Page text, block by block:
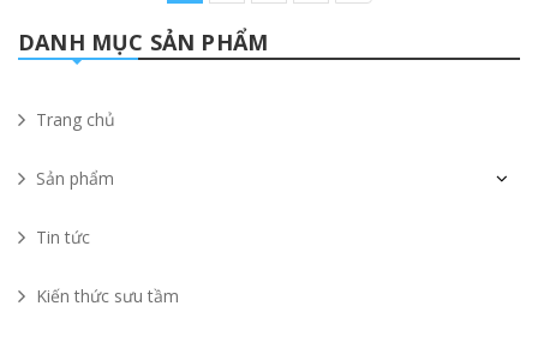
DANH MỤC SẢN PHẨM
Trang chủ
Sản phẩm
Tin tức
Kiến thức sưu tầm